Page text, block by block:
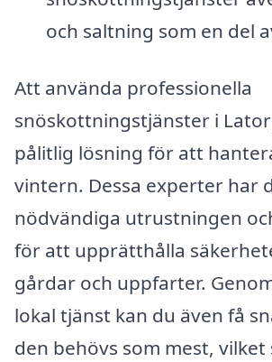
och saltning som en del
Att använda professionella
snöskottningstjänster i
pålitlig lösning för att
vintern. Dessa experter har
nödvändiga utrustningen
för att upprätthålla
gårdar och uppfarter.
lokal tjänst kan du även få
den behövs som mest,